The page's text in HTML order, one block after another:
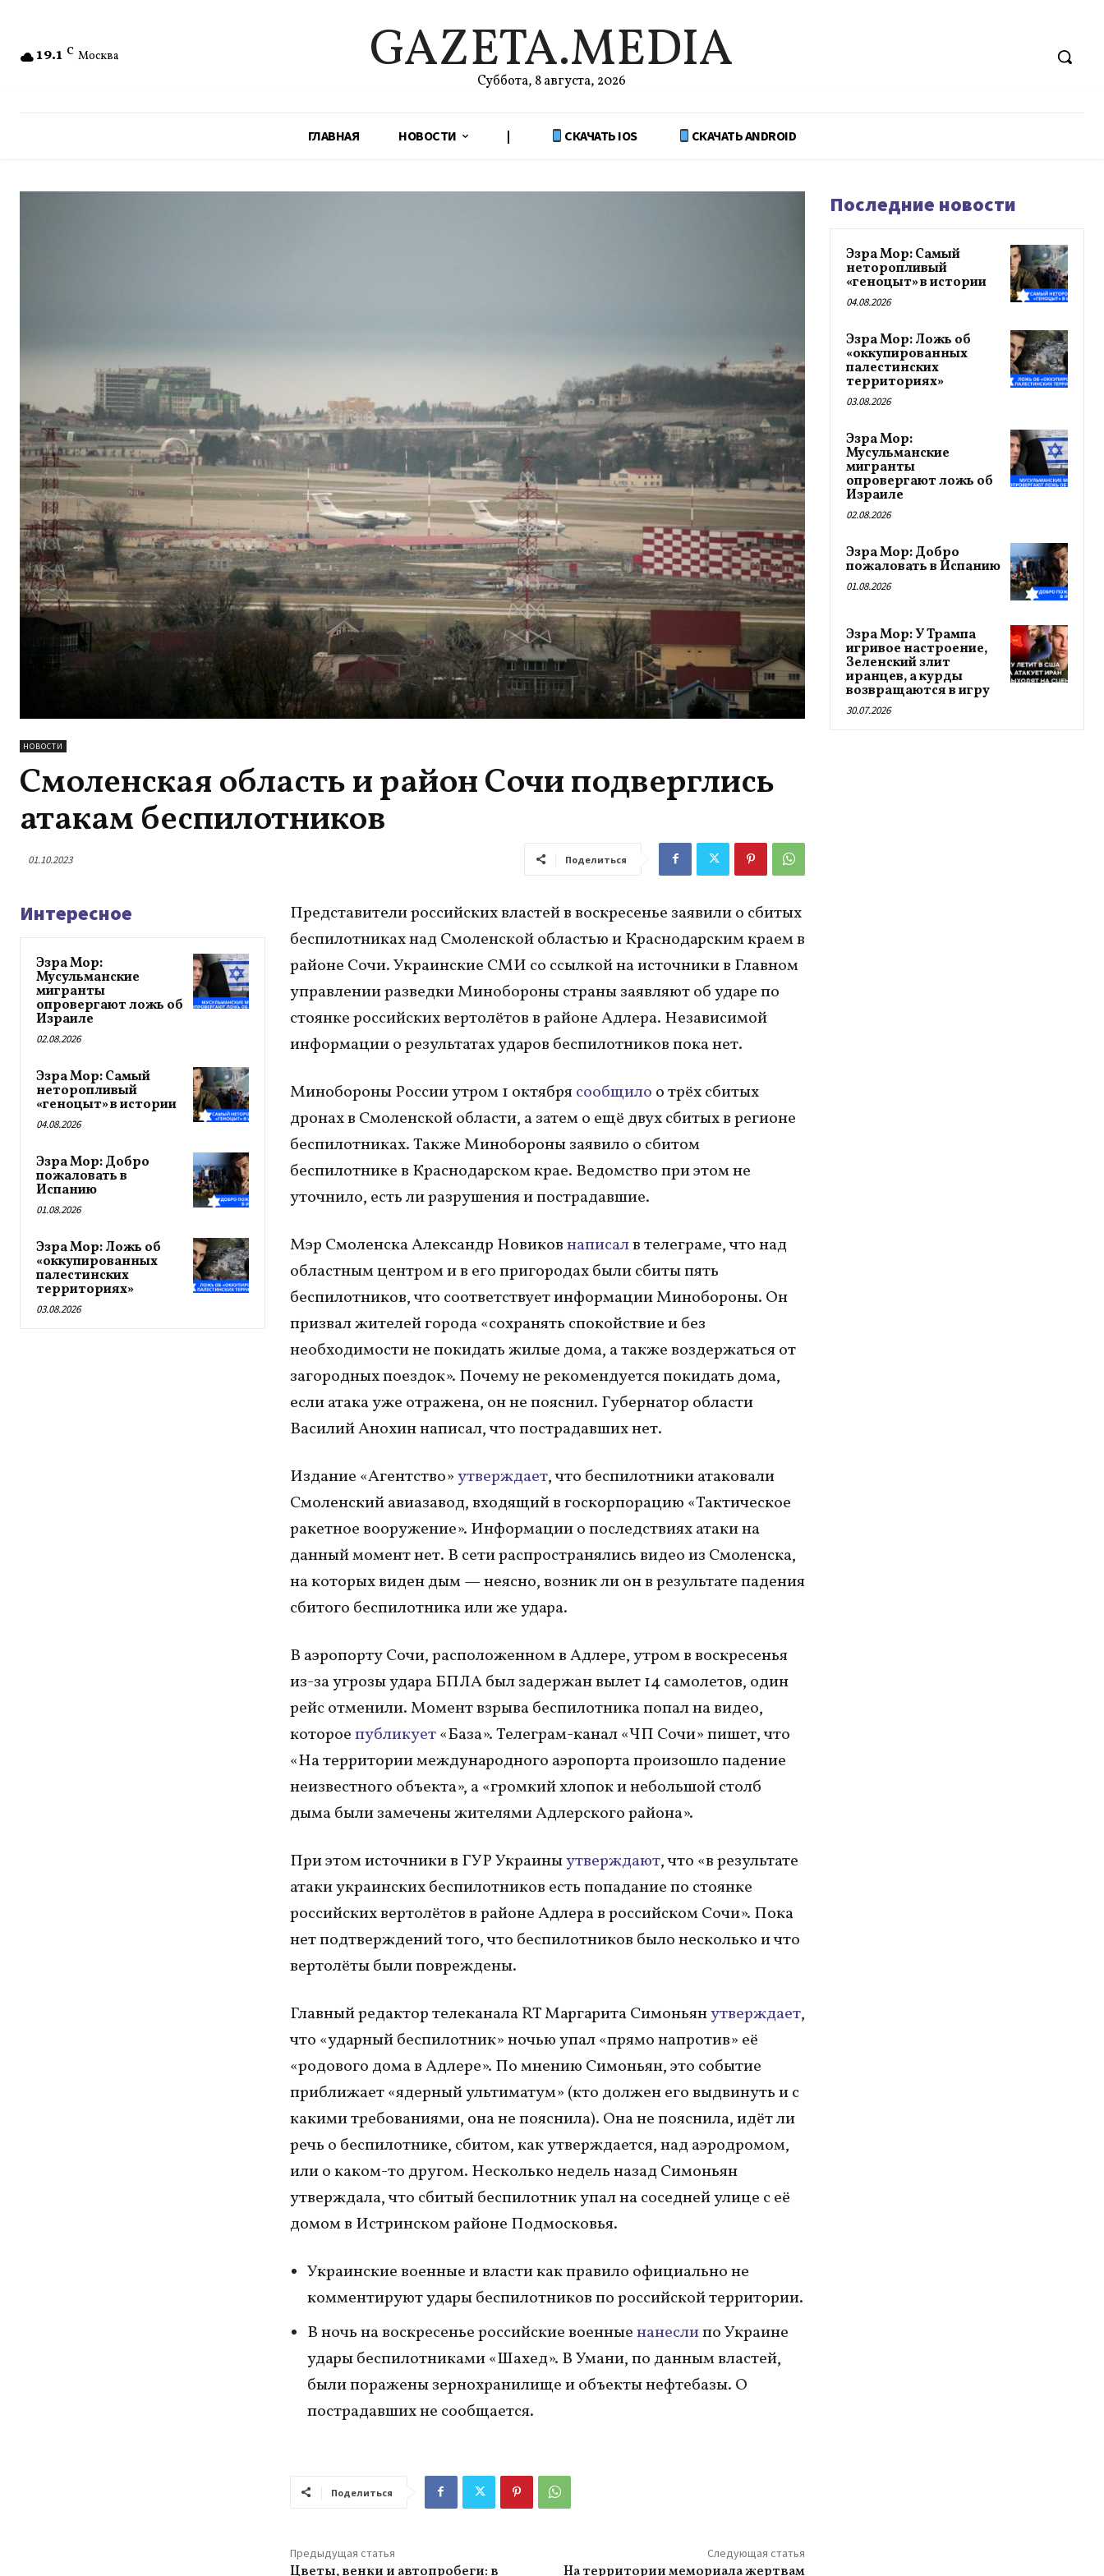
19.1 C Москва GAZETA.MEDIA
Суббота, 8 августа, 2026
ГЛАВНАЯ НОВОСТИ | СКАЧАТЬ IOS СКАЧАТЬ ANDROID
НОВОСТИ
Смоленская область и район Сочи подверглись
атакам беспилотников
01.10.2023 Поделиться
Интересное
Эзра Мор:
Мусульманские
мигранты
опровергают ложь об
Израиле
02.08.2026
Эзра Мор: Самый
неторопливый
«геноцыт» в истории
04.08.2026
Эзра Мор: Добро
пожаловать в
Испанию
01.08.2026
Эзра Мор: Ложь об
«оккупированных
палестинских
территориях»
03.08.2026
Представители российских властей в воскресенье заявили о сбитых
беспилотниках над Смоленской областью и Краснодарским краем в
районе Сочи. Украинские СМИ со ссылкой на источники в Главном
управлении разведки Минобороны страны заявляют об ударе по
стоянке российских вертолётов в районе Адлера. Независимой
информации о результатах ударов беспилотников пока нет.
Минобороны России утром 1 октябрясообщило о трёх сбитых
дронах в Смоленской области, а затем о ещё двух сбитых в регионе
беспилотниках. Также Минобороны заявило о сбитом
беспилотнике в Краснодарском крае. Ведомство при этом не
уточнило, есть ли разрушения и пострадавшие.
Мэр Смоленска Александр Новиковнаписалв телеграме, что над
областным центром и в его пригородах были сбиты пять
беспилотников, что соответствует информации Минобороны. Он
призвал жителей города «сохранять спокойствие и без
необходимости не покидать жилые дома, а также воздержаться от
загородных поездок». Почему не рекомендуется покидать дома,
если атака уже отражена, он не пояснил. Губернатор области
Василий Анохин написал, что пострадавших нет.
Издание «Агентство»утверждает, что беспилотники атаковали
Смоленский авиазавод, входящий в госкорпорацию «Тактическое
ракетное вооружение». Информации о последствиях атаки на
данный момент нет. В сети распространялись видео из Смоленска,
на которых виден дым — неясно, возник ли он в результате падения
сбитого беспилотника или же удара.
В аэропорту Сочи, расположенном в Адлере, утром в воскресенья
из-за угрозы удара БПЛА был задержан вылет 14 самолетов, один
рейс отменили. Момент взрыва беспилотника попал на видео,
котороепубликует«База». Телеграм-канал «ЧП Сочи» пишет, что
«На территории международного аэропорта произошло падение
неизвестного объекта», а «громкий хлопок и небольшой столб
дыма были замечены жителями Адлерского района».
При этом источники в ГУР Украиныутверждают, что «в результате
атаки украинских беспилотников есть попадание по стоянке
российских вертолётов в районе Адлера в российском Сочи». Пока
нет подтверждений того, что беспилотников было несколько и что
вертолёты были повреждены.
Главный редактор телеканала RT Маргарита Симоньянутверждает,
что «ударный беспилотник» ночью упал «прямо напротив» её
«родового дома в Адлере». По мнению Симоньян, это событие
приближает «ядерный ультиматум» (кто должен его выдвинуть и с
какими требованиями, она не пояснила). Она не пояснила, идёт ли
речь о беспилотнике, сбитом, как утверждается, над аэродромом,
или о каком-то другом. Несколько недель назад Симоньян
утверждала, что сбитый беспилотник упал на соседней улице с её
домом в Истринском районе Подмосковья.
Украинские военные и власти как правило официально не
комментируют удары беспилотников по российской территории.
В ночь на воскресенье российские военныенанеслипо Украине
удары беспилотниками «Шахед». В Умани, по данным властей,
были поражены зернохранилище и объекты нефтебазы. О
пострадавших не сообщается.
Поделиться
Предыдущая статья
Цветы, венки и автопробеги: в
Следующая статья
На территории мемориала жертвам
Последние новости
Эзра Мор: Самый
неторопливый
«геноцыт» в истории
04.08.2026
Эзра Мор: Ложь об
«оккупированных
палестинских
территориях»
03.08.2026
Эзра Мор:
Мусульманские
мигранты
опровергают ложь об
Израиле
02.08.2026
Эзра Мор: Добро
пожаловать в Испанию
01.08.2026
Эзра Мор: У Трампа
игривое настроение,
Зеленский злит
иранцев, а курды
возвращаются в игру
30.07.2026